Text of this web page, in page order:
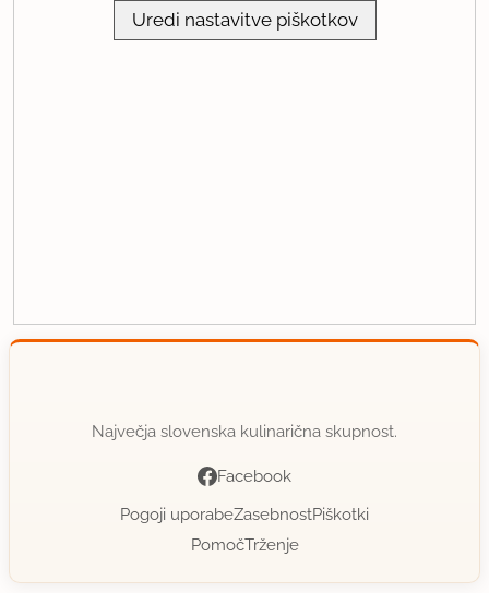
Uredi nastavitve piškotkov
Največja slovenska kulinarična skupnost.
Facebook
Pogoji uporabeZasebnostPiškotki
PomočTrženje